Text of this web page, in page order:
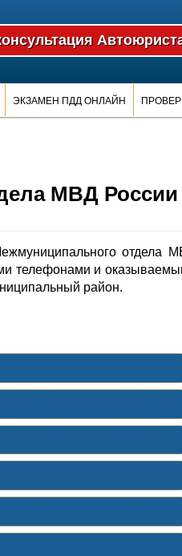
ЭКЗАМЕН ПДД ОНЛАЙН
МВД России
отдела
телефонами и
район.